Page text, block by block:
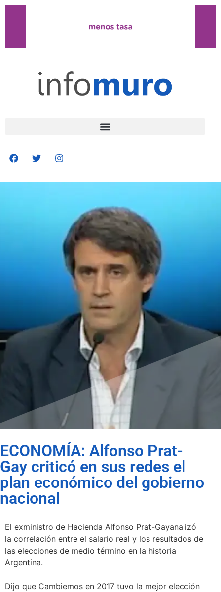
ECONOMÍA: Alfonso Prat-
Gay criticó en sus redes el
plan económico del gobierno
nacional
El exministro de Hacienda Alfonso Prat-Gayanalizó
la correlación entre el salario real y los resultados de
las elecciones de medio término en la historia
Argentina.
Dijo que Cambiemos en 2017 tuvo la mejor elección